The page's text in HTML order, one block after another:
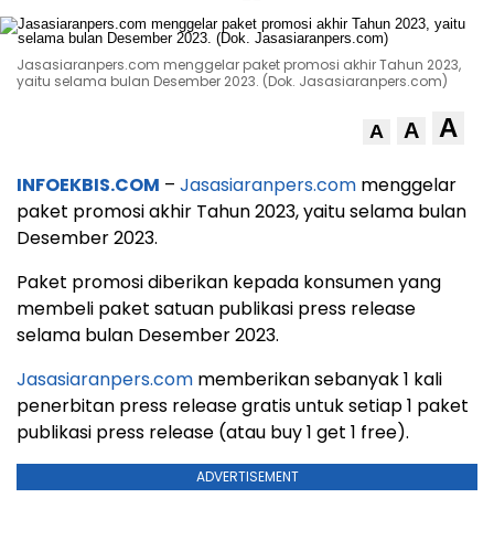
Jasasiaranpers.com menggelar paket promosi akhir Tahun 2023,
yaitu selama bulan Desember 2023. (Dok. Jasasiaranpers.com)
A A A
INFOEKBIS.COM – Jasasiaranpers.com menggelar
paket promosi akhir Tahun 2023, yaitu selama bulan
Desember 2023.
Paket promosi diberikan kepada konsumen yang
membeli paket satuan publikasi press release
selama bulan Desember 2023.
Jasasiaranpers.com memberikan sebanyak 1 kali
penerbitan press release gratis untuk setiap 1 paket
publikasi press release (atau buy 1 get 1 free).
ADVERTISEMENT